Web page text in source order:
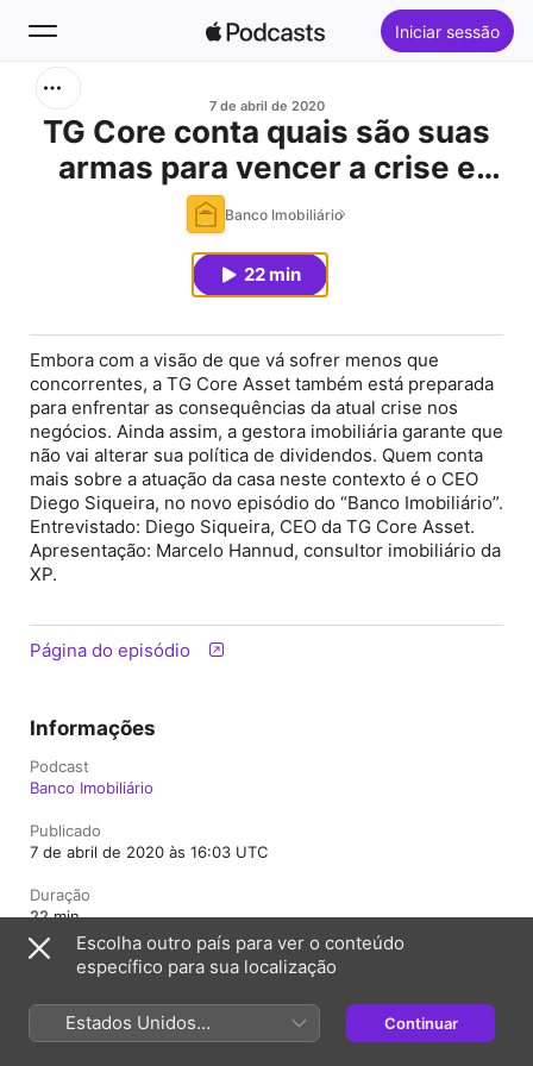
Iniciar sessão
Início
7 de abril de 2020
TG Core conta quais são suas
armas para vencer a crise e
onde estão as maiores
vulnerabilidades
Banco Imobiliário
22 min
Embora com a visão de que vá sofrer menos que
concorrentes, a TG Core Asset também está preparada
para enfrentar as consequências da atual crise nos
negócios. Ainda assim, a gestora imobiliária garante que
não vai alterar sua política de dividendos. Quem conta
mais sobre a atuação da casa neste contexto é o CEO
Diego Siqueira, no novo episódio do “Banco Imobiliário”.
Entrevistado: Diego Siqueira, CEO da TG Core Asset.
Apresentação: Marcelo Hannud, consultor imobiliário da
XP.
Página do episódio
Informações
Podcast
Banco Imobiliário
Publicado
7 de abril de 2020 às 16:03 UTC
Duração
22 min
Classificação
Escolha outro país para ver o conteúdo
específico para sua localização
Estados Unidos
(Português Brasil)
Continuar